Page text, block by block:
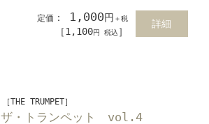
定価 ： 1,000円 ＋税
［1,100円 税込 ］
詳細
［THE TRUMPET］
ザ・トランペット vol.4